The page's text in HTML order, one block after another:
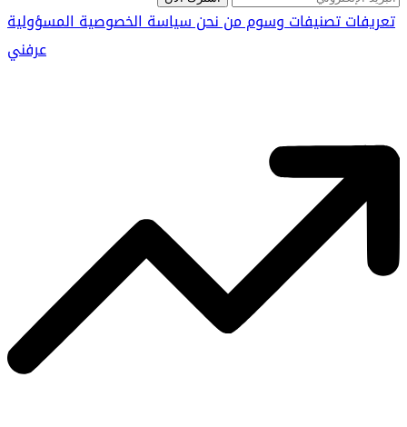
تعريفاتتصنيفاتوسوممن نحنسياسة الخصوصيةالمسؤولية
عرفني